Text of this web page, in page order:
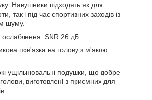
Навушники підходять як для
так і під час спортивних заходів із
шуму.
ослаблення: SNR 26 дБ.
пов'язка на голову з м'якою
ущільнювальні подушки, що добре
виготовлені з приємних для